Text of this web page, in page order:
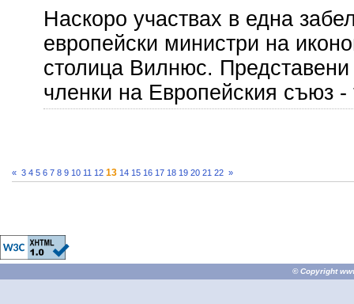
Наскоро участвах в една
европейски министри на
столица Вилнюс. Представени
членки на Европейския съюз -
« 3 4 5 6 7 8 9 10 11 12 13 14 15 16 17 18 19 20 21 22 »
© Copyright